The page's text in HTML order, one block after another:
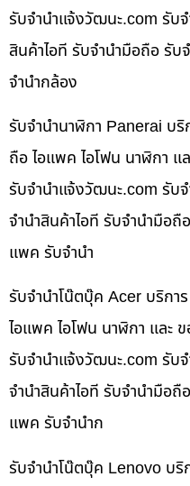
รับจํานําแจ้งวัฒนะ.com รับ
สินค้าไอที รับจำนำมือถือ รับ
จำนำกล้อง
รับจำนำนาฬิกา Panerai บริ
ถือ ไอแพค ไอโฟน นาฬิกา
รับจํานําแจ้งวัฒนะ.com รับ
จำนำสินค้าไอที รับจำนำมือ
แพค รับจำนำ
รับจำนำโน๊ตบุ๊ค Acer บริกา
ไอแพค ไอโฟน นาฬิกา และ
รับจํานําแจ้งวัฒนะ.com รับ
จำนำสินค้าไอที รับจำนำมือ
แพค รับจำนำก
รับจำนำโน๊ตบุ๊ค Lenovo บริ